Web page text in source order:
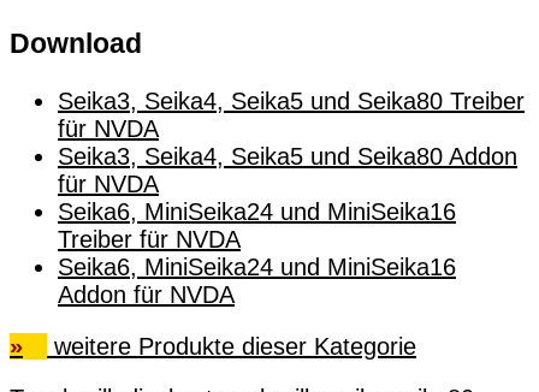
Download
Seika3, Seika4, Seika5 und Seika80 Treiber
für NVDA
Seika3, Seika4, Seika5 und Seika80 Addon
für NVDA
Seika6, MiniSeika24 und MiniSeika16
Treiber für NVDA
Seika6, MiniSeika24 und MiniSeika16
Addon für NVDA
»
weitere Produkte dieser Kategorie